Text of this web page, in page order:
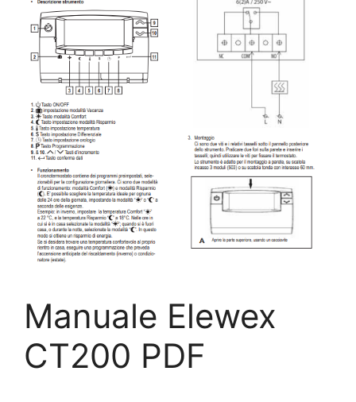
Manuale Elewex
CT200 PDF